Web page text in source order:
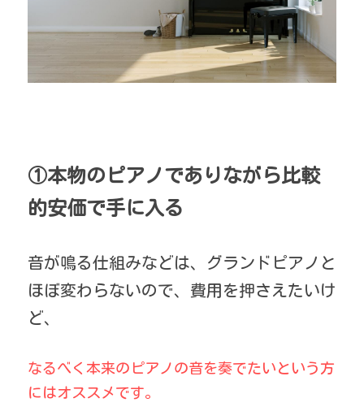
①本物のピアノでありながら比較
的安価で手に入る
音が鳴る仕組みなどは、グランドピアノと
ほぼ変わらないので、費用を押さえたいけ
ど、
なるべく本来のピアノの音を奏でたいという方
にはオススメです。